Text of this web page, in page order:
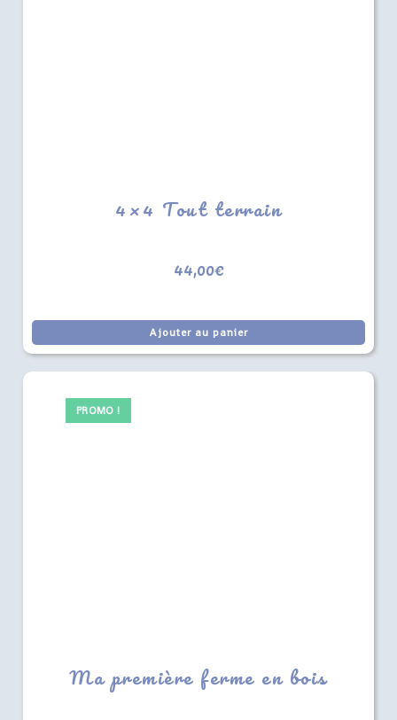
4×4 Tout terrain
44,00€
Ajouter au panier
PROMO !
Ma première ferme en bois